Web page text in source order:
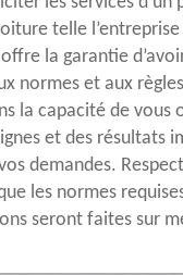
telle
la garantie
normes et aux
la capacité de vous
et des résultats
demandes.
les normes
seront faites sur